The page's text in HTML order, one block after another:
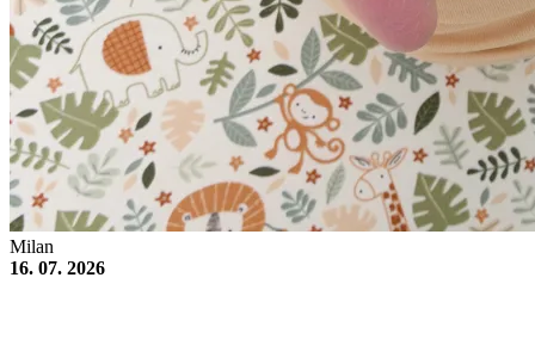
Milan
16. 07. 2026